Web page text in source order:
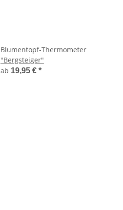
Blumentopf-Thermometer
"Bergsteiger"
ab 19,95 € *